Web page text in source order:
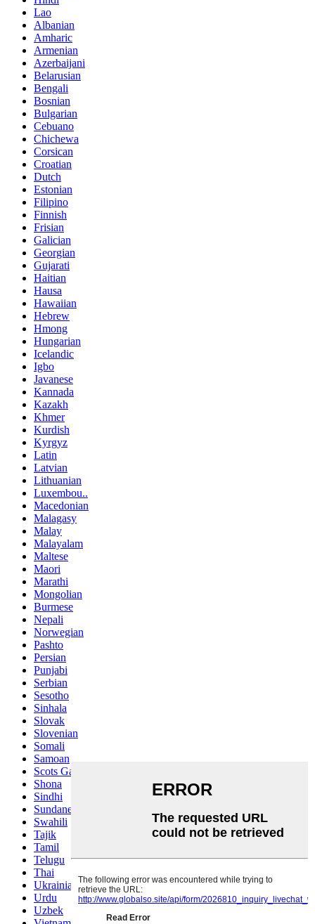
Lao
Albanian
Amharic
Armenian
Azerbaijani
Belarusian
Bengali
Bosnian
Bulgarian
Cebuano
Chichewa
Corsican
Croatian
Dutch
Estonian
Filipino
Finnish
Frisian
Galician
Georgian
Gujarati
Haitian
Hausa
Hawaiian
Hebrew
Hmong
Hungarian
Icelandic
Igbo
Javanese
Kannada
Kazakh
Khmer
Kurdish
Kyrgyz
Latin
Latvian
Lithuanian
Luxembou..
Macedonian
Malagasy
Malay
Malayalam
Maltese
Maori
Marathi
Mongolian
Burmese
Nepali
Norwegian
Pashto
Persian
Punjabi
Serbian
Sesotho
Sinhala
Slovak
Slovenian
Somali
Samoan
Scots Gaelic
Shona
Sindhi
Sundanese
Swahili
Tajik
Tamil
Telugu
Thai
Ukrainian
Urdu
Uzbek